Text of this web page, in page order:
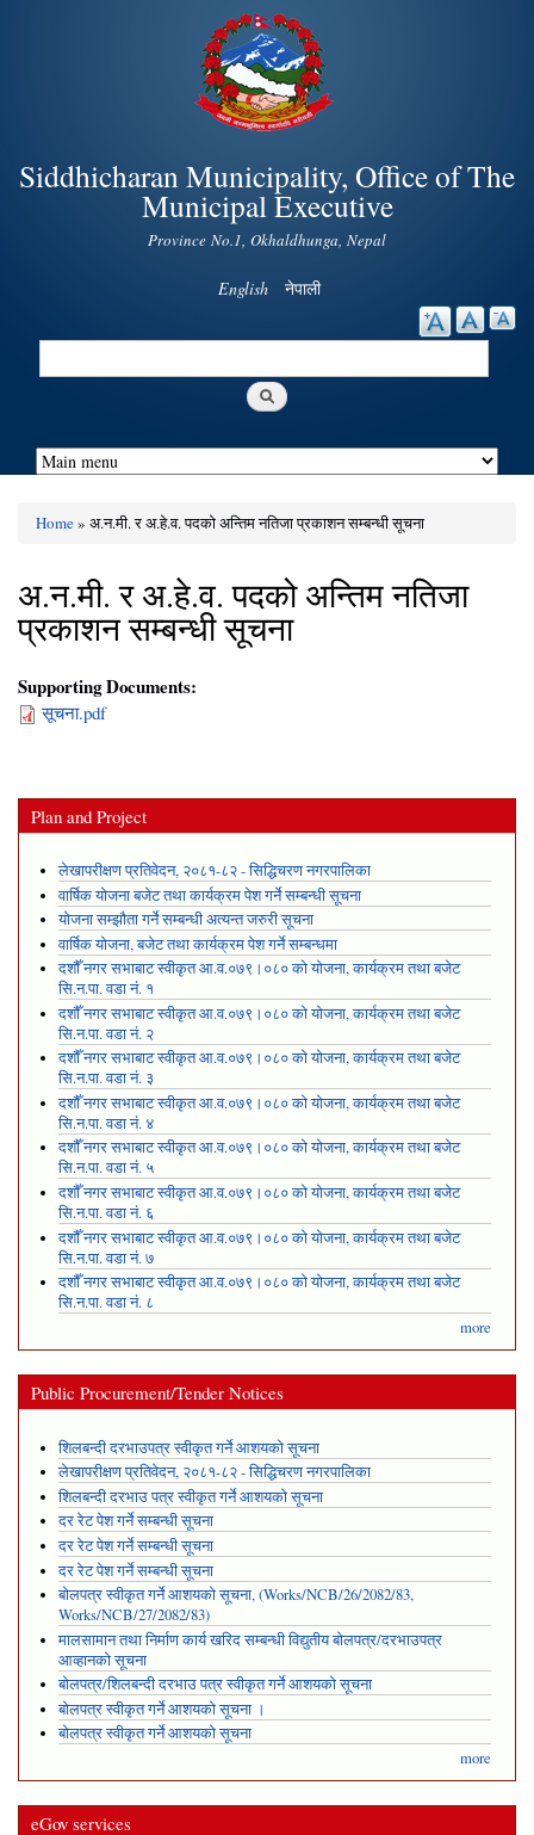
Skip to
main
content
Siddhicharan Municipality, Office of The
Municipal Executive
Province No.1, Okhaldhunga, Nepal
English नेपाली
Search
Home» अ.न.मी. र अ.हे.व. पदको अन्तिम नतिजा प्रकाशन सम्बन्धी सूचना
अ.न.मी. र अ.हे.व. पदको अन्तिम नतिजा
प्रकाशन सम्बन्धी सूचना
Supporting Documents:
सूचना.pdf
Plan and Project
लेखापरीक्षण प्रतिवेदन, २०८१-८२ - सिद्धिचरण नगरपालिका
वार्षिक योजना बजेट तथा कार्यक्रम पेश गर्ने सम्बन्धी सूचना
योजना सम्झौता गर्ने सम्बन्धी अत्यन्त जरुरी सूचना
वार्षिक योजना, बजेट तथा कार्यक्रम पेश गर्ने सम्बन्धमा
दशौँ नगर सभाबाट स्वीकृत आ.व.०७९।०८० को योजना, कार्यक्रम तथा बजेट
सि.न.पा. वडा नं. १
दशौँ नगर सभाबाट स्वीकृत आ.व.०७९।०८० को योजना, कार्यक्रम तथा बजेट
सि.न.पा. वडा नं. २
दशौँ नगर सभाबाट स्वीकृत आ.व.०७९।०८० को योजना, कार्यक्रम तथा बजेट
सि.न.पा. वडा नं. ३
दशौँ नगर सभाबाट स्वीकृत आ.व.०७९।०८० को योजना, कार्यक्रम तथा बजेट
सि.न.पा. वडा नं. ४
दशौँ नगर सभाबाट स्वीकृत आ.व.०७९।०८० को योजना, कार्यक्रम तथा बजेट
सि.न.पा. वडा नं. ५
दशौँ नगर सभाबाट स्वीकृत आ.व.०७९।०८० को योजना, कार्यक्रम तथा बजेट
सि.न.पा. वडा नं. ६
दशौँ नगर सभाबाट स्वीकृत आ.व.०७९।०८० को योजना, कार्यक्रम तथा बजेट
सि.न.पा. वडा नं. ७
दशौँ नगर सभाबाट स्वीकृत आ.व.०७९।०८० को योजना, कार्यक्रम तथा बजेट
सि.न.पा. वडा नं. ८
more
Public Procurement/Tender Notices
शिलबन्दी दरभाउपत्र स्वीकृत गर्ने आशयको सूचना
लेखापरीक्षण प्रतिवेदन, २०८१-८२ - सिद्धिचरण नगरपालिका
शिलबन्दी दरभाउ पत्र स्वीकृत गर्ने आशयको सूचना
दर रेट पेश गर्ने सम्बन्धी सूचना
दर रेट पेश गर्ने सम्बन्धी सूचना
दर रेट पेश गर्ने सम्बन्धी सूचना
बोलपत्र स्वीकृत गर्ने आशयको सूचना, (Works/NCB/26/2082/83,
Works/NCB/27/2082/83)
मालसामान तथा निर्माण कार्य खरिद सम्बन्धी विद्युतीय बोलपत्र/दरभाउपत्र
आव्हानको सूचना
बोलपत्र/शिलबन्दी दरभाउ पत्र स्वीकृत गर्ने आशयको सूचना
बोलपत्र स्वीकृत गर्ने आशयको सूचना ।
बोलपत्र स्वीकृत गर्ने आशयको सूचना
more
eGov services